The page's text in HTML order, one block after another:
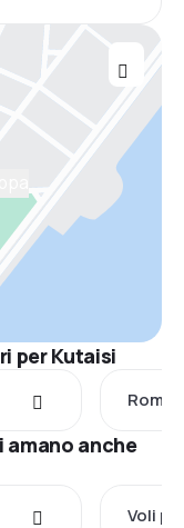
per Kutaisi
Roma
amano anche
Voli